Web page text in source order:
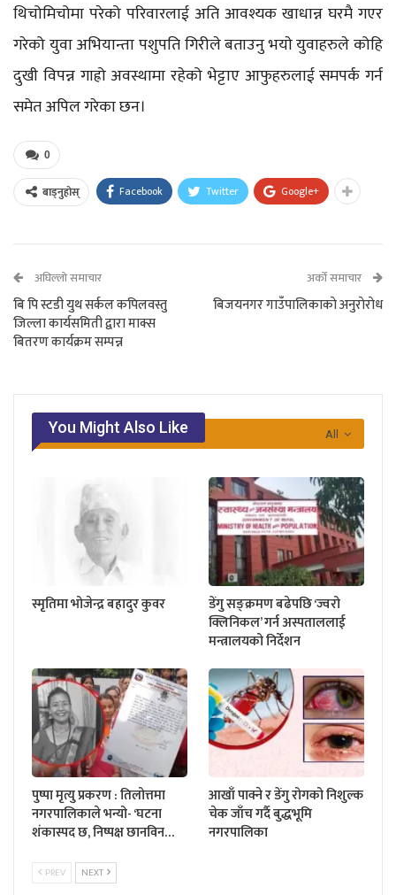
थिचोमिचोमा परेको परिवारलाई अति आवश्यक खाधान्न घरमै गएर
गरेको युवा अभियान्ता पशुपति गिरीले बताउनु भयाे युवाहरुले कोहि
दुखी विपन्न गाह्रो अवस्थामा रहेको भेट्टाए आफुहरुलाई समपर्क गर्न
समेत अपिल गरेका छन।
0
बाड्नुहोस् Facebook Twitter Google+
अघिल्लो समाचार
बि पि स्टडी युथ सर्कल कपिलवस्तु
जिल्ला कार्यसमिती द्वारा माक्स
बितरण कार्यक्रम सम्पन्न
अर्को समाचार
बिजयनगर गाउँपालिकाकाे अनुराेराेध
All
You Might Also Like
स्मृतिमा भोजेन्द्र बहादुर कुवर
डेंगु सङ्क्रमण बढेपछि ‘ज्वरो
क्लिनिकल’ गर्न अस्पताललाई
मन्त्रालयको निर्देशन
पुष्पा मृत्यु प्रकरण : तिलोत्तमा
नगरपालिकाले भन्यो- ‘घटना
शंकास्पद छ, निष्पक्ष छानविन…
आखाँ पाक्ने र डेंगु रोगको निशुल्क
चेक जाँच गर्दै बुद्धभूमि
नगरपालिका
PREV NEXT